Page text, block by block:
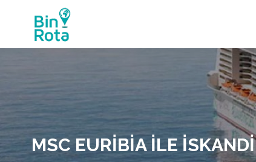
MSC EURIBIA ILE